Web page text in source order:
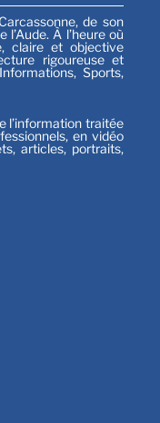
de son
À l’heure où
claire et objective
rigoureuse et
Sports,
l’information traitée
en vidéo
articles, portraits,